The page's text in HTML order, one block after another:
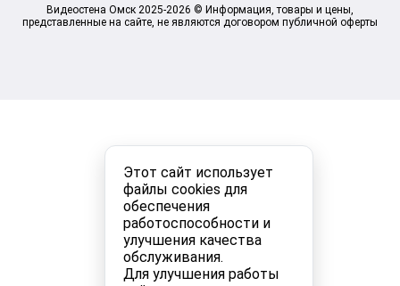
Этот сайт использует
файлы cookies для
обеспечения
работоспособности и
улучшения качества
обслуживания.
Для улучшения работы
Видеостена Омск 2025-2026 © Информация, товары и цены,
представленные на сайте, не являются договором публичной оферты